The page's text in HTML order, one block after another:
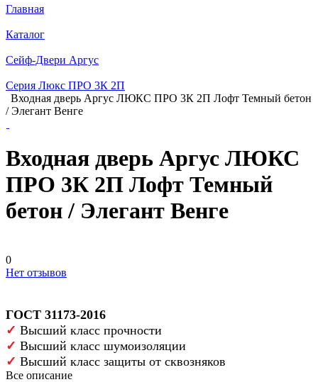
Главная
Каталог
Сейф-Двери Аргус
Серия Люкс ПРО 3К 2П
Входная дверь Аргус ЛЮКС ПРО 3К 2П Лофт Темный бетон
/ Элегант Венге
Входная дверь Аргус ЛЮКС
ПРО 3К 2П Лофт Темный
бетон / Элегант Венге
0
Нет отзывов
ГОСТ 31173-2016
✓ Высший класс прочности
✓ Высший класс шумоизоляции
✓ Высший класс защиты от сквозняков
Все описание